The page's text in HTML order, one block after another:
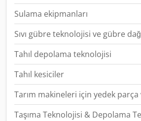
Sulama ekipmanları
Sıvı gübre teknolojisi ve gübre
Tahıl depolama teknolojisi
Tahıl kesiciler
Tarım makineleri için yedek
Taşıma Teknolojisi & Depolama